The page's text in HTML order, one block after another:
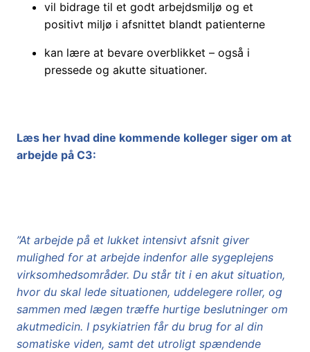
vil bidrage til et godt arbejdsmiljø og et
positivt miljø i afsnittet blandt patienterne
kan lære at bevare overblikket – også i
pressede og akutte situationer.
Læs her hvad dine kommende kolleger siger om at
arbejde på C3:
”At arbejde på et lukket intensivt afsnit giver
mulighed for at arbejde indenfor alle sygeplejens
virksomhedsområder. Du står tit i en akut situation,
hvor du skal lede situationen, uddelegere roller, og
sammen med lægen træffe hurtige beslutninger om
akutmedicin. I psykiatrien får du brug for al din
somatiske viden, samt det utroligt spændende